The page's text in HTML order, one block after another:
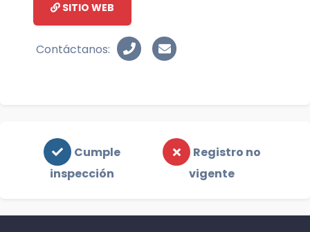
SITIO WEB
Contáctanos:
Cumple
inspección
Registro no
vigente